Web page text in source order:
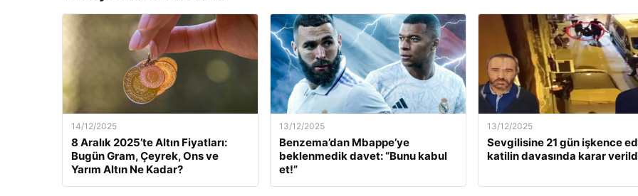
14/12/2025
8 Aralık 2025’te Altın Fiyatları:
Bugün Gram, Çeyrek, Ons ve
Yarım Altın Ne Kadar?
13/12/2025
Benzema’dan Mbappe’ye
beklenmedik davet: “Bunu kabul
et!”
13/12/2025
Sevgilisine 21 gün işkence
katilin davasında karar